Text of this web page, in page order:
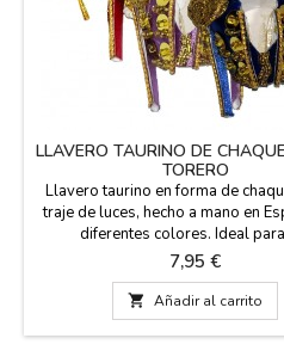
LLAVERO TAURINO DE
TORERO
Llavero taurino en forma de
traje de luces, hecho a mano en
diferentes colores. Ideal
coleccionistas de llaveros y
toros. Lleva contigo la esencia de
nacional con nuestras exclusivas
en miniatura. Colores como,
Purísima y Oro, Verde Botella o
Precio
7,95 €
 Añadir al carrito